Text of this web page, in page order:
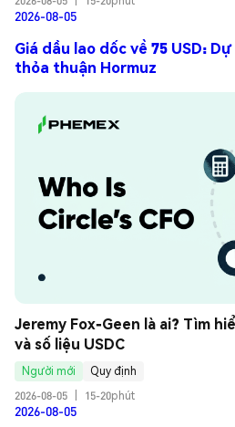
2026-08-05
Giá dầu lao dốc về 75 USD:
thỏa thuận Hormuz
Jeremy Fox-Geen là ai? Tìm
và số liệu USDC
Người mới
Quy định
2026-08-05
15-20phút
2026-08-05